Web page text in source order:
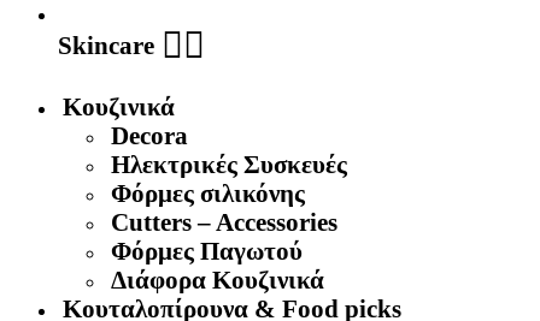
Skincare 🧖‍♀️
Κουζινικά
Decora
Ηλεκτρικές Συσκευές
Φόρμες σιλικόνης
Cutters – Accessories
Φόρμες Παγωτού
Διάφορα Κουζινικά
Κουταλοπίρουνα & Food picks